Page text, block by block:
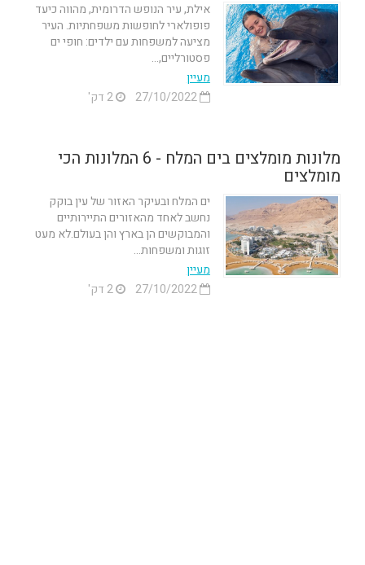
אילת, עיר הנופש הדרומית, מהווה כיעד
פופולארי לחופשות משפחתיות. העיר
מציעה למשפחות עם ילדים: חופי ים
פסטורליים,...
מעיין
27/10/2022
2 דק'
מלונות מומלצים בים המלח - 6 המלונות הכי
מומלצים
ים המלח ובעיקר האזור של עין בוקק
נחשב לאחד מהאזורים התיירותיים
והמבוקשים הן בארץ והן בעולם.לא מעט
זוגות ומשפחות...
מעיין
27/10/2022
2 דק'